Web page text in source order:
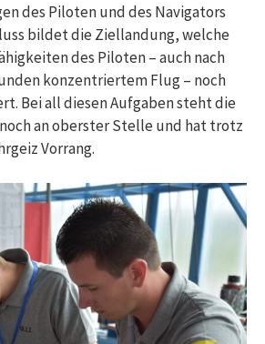
des Piloten und des Navigators
bildet die Ziellandung, welche
des Piloten – auch nach
konzentriertem Flug – noch
Bei all diesen Aufgaben steht die
an oberster Stelle und hat trotz
Vorrang.